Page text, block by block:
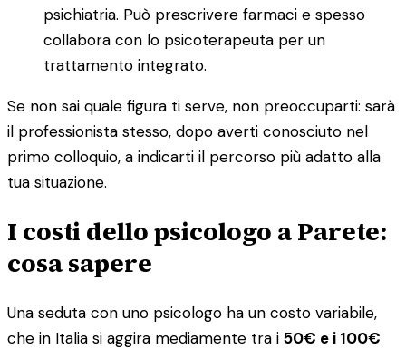
psichiatria. Può prescrivere farmaci e spesso
collabora con lo psicoterapeuta per un
trattamento integrato.
Se non sai quale figura ti serve, non preoccuparti: sarà
il professionista stesso, dopo averti conosciuto nel
primo colloquio, a indicarti il percorso più adatto alla
tua situazione.
I costi dello psicologo a Parete:
cosa sapere
Una seduta con uno psicologo ha un costo variabile,
che in Italia si aggira mediamente tra i 50€ e i 100€